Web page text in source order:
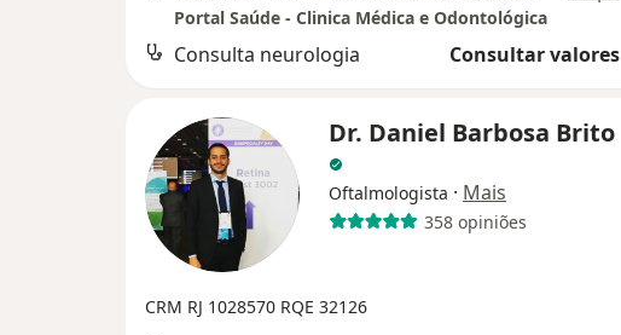
Portal Saúde - Clinica Médica e Odontológica
Consulta neurologia Consultar valores
Dr. Daniel Barbosa Brito
Oftalmologista · Mais
358 opiniões
CRM RJ 1028570 RQE 32126